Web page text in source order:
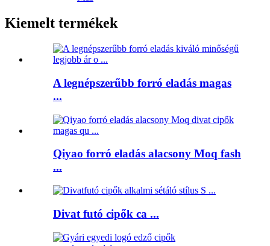
Kiemelt termékek
A legnépszerűbb forró eladás magas
...
Qiyao forró eladás alacsony Moq fash
...
Divat futó cipők ca ...